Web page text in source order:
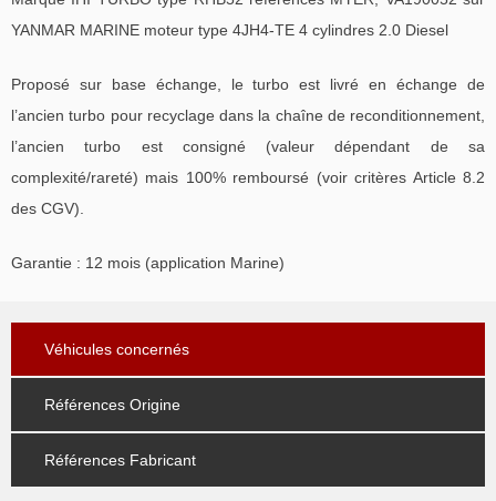
YANMAR MARINE moteur type 4JH4-TE 4 cylindres 2.0 Diesel
Proposé sur base échange, le turbo est livré en échange de
l’ancien turbo pour recyclage dans la chaîne de reconditionnement,
l’ancien turbo est consigné (valeur dépendant de sa
complexité/rareté) mais 100% remboursé (voir critères Article 8.2
des CGV).
Garantie : 12 mois (application Marine)
Véhicules concernés
Références Origine
Références Fabricant